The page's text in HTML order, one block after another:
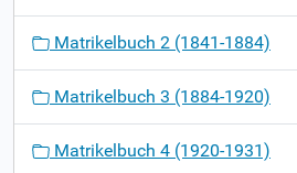
Matrikelbuch 2 (1841-1884)
Matrikelbuch 3 (1884-1920)
Matrikelbuch 4 (1920-1931)